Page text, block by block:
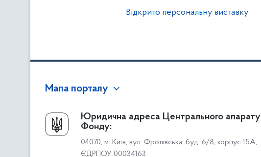
Відкрито персональну виставку
Мапа порталу
Про Фонд
Керівництво
Структура Фонду
Доступ
Юридична адреса Центрального апарату
Фонду:
04070, м. Київ, вул. Фролівська, буд. 6/8, корпус 15А,
ЄДРПОУ 00034163